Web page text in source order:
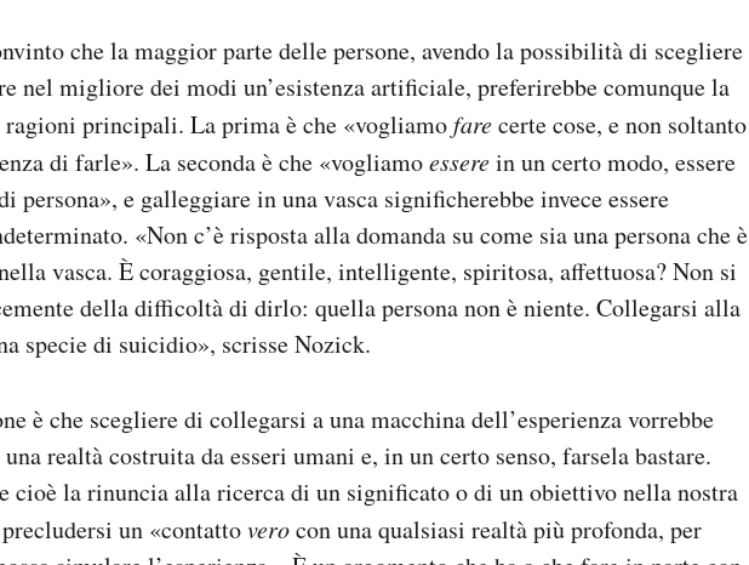
che la maggior parte delle persone, avendo la possibilità di scegliere
nel migliore dei modi un’esistenza artificiale, preferirebbe comunque la
principali. La prima è che «vogliamofarecerte cose, e non soltanto
di farle». La seconda è che «vogliamoesserein un certo modo, essere
persona», e galleggiare in una vasca significherebbe invece essere
«Non c’è risposta alla domanda su come sia una persona che è
vasca. È coraggiosa, gentile, intelligente, spiritosa, affettuosa? Non si
della difficoltà di dirlo: quella persona non è niente. Collegarsi alla
specie di suicidio», scrisse Nozick.
è che scegliere di collegarsi a una macchina dell’esperienza vorrebbe
realtà costruita da esseri umani e, in un certo senso, farsela bastare.
cioè la rinuncia alla ricerca di un significato o di un obiettivo nella nostra
un «contattoverocon una qualsiasi realtà più profonda, per